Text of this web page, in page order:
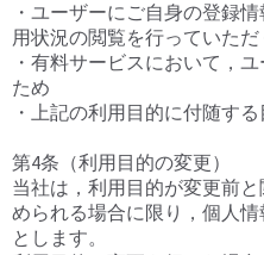
・ユーザーにご自身の登録
用状況の閲覧を行っていただ
・有料サービスにおいて，
ため
・上記の利用目的に付随する
第4条（利用目的の変更）
当社は，利用目的が変更前
められる場合に限り，個人
とします。